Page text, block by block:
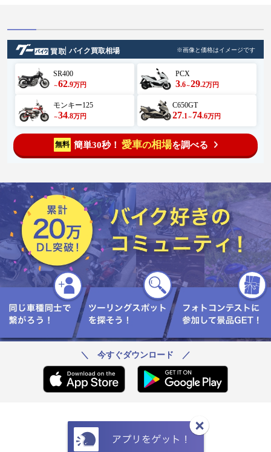
バイク買取相場 ※画像と価格はイメージです
SR400
～62.9万円
PCX
3.6～29.2万円
モンキー125
～34.8万円
C650GT
27.1 ～ 74.6万円
無料 簡単30秒！ 愛車の相場を調べる
＼ 今すぐダウンロード ／